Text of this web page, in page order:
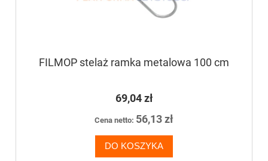
FILMOP stelaż ramka metalowa 100 cm
69,04 zł
Cena netto: 56,13 zł
DO KOSZYKA